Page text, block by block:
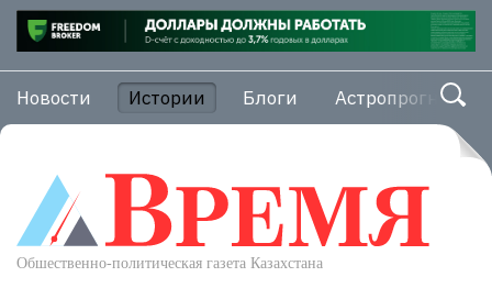
Новости Истории Блоги Астропрогноз